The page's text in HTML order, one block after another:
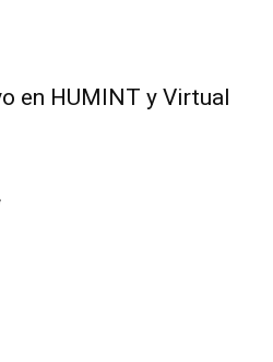
en HUMINT y Virtual